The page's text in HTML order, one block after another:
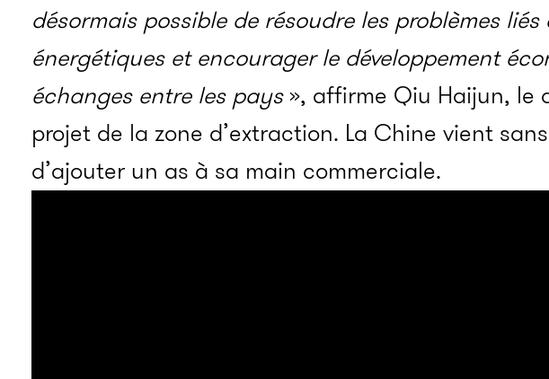
désormais possible de résoudre les problèmes
énergétiques et encourager le développement
échanges entre les pays», affirme Qiu Haijun, le
projet de la zone d’extraction. La Chine vient
d’ajouter un as à sa main commerciale.